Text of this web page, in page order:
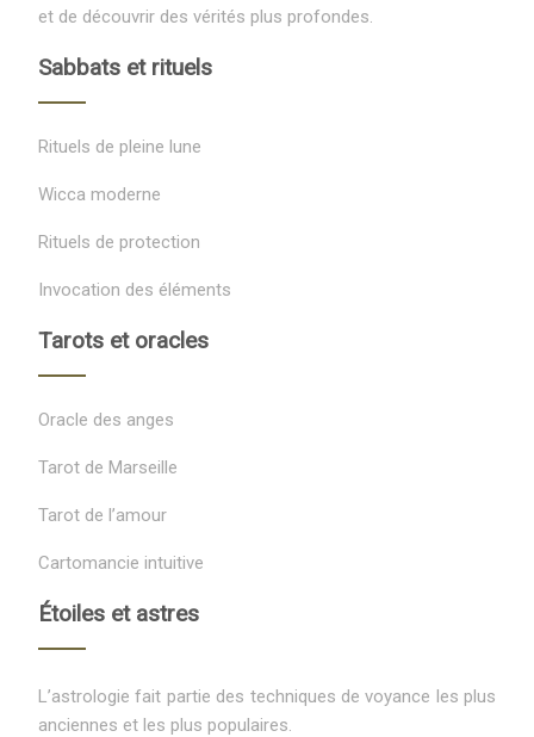
et de découvrir des vérités plus profondes.
Sabbats et rituels
Rituels de pleine lune
Wicca moderne
Rituels de protection
Invocation des éléments
Tarots et oracles
Oracle des anges
Tarot de Marseille
Tarot de l’amour
Cartomancie intuitive
Étoiles et astres
L’astrologie fait partie des techniques de voyance les plus
anciennes et les plus populaires.